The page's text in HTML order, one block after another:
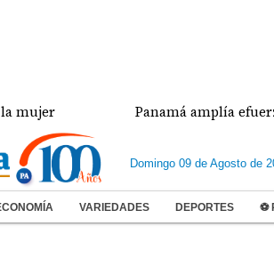
Panamá amplía efuerzos
Domingo 09 de Agosto de
VARIEDADES DEPORTES ⚽